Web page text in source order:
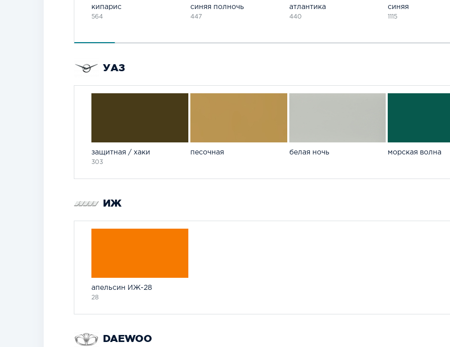
кипарис
564
синяя полночь
447
атлантика
440
синяя
1115
УАЗ
защитная / хаки
303
песочная белая ночь морская волна
ИЖ
апельсин ИЖ-28
28
DAEWOO